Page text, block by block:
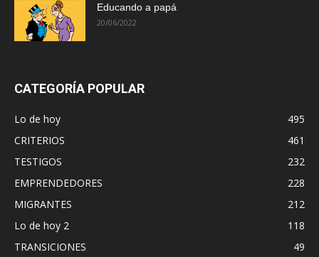
Educando a papá
20/06/2022
CATEGORÍA POPULAR
Lo de hoy
495
CRITERIOS
461
TESTIGOS
232
EMPRENDEDORES
228
MIGRANTES
212
Lo de hoy 2
118
TRANSICIONES
49